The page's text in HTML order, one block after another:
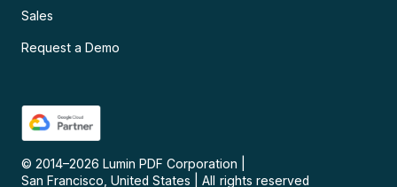
Sales
Request a Demo
© 2014–2026 Lumin PDF Corporation
San Francisco, United States
All rights reserved